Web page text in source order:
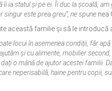
îi ia statul și pe ei. Îi duc la școală,
singur este prea greu“, ne spune nea
această familie și să le introducă
locui în asemenea condiții, făr
și cu alimente, mobilier
o mână de ajutor acestei familii.
neperisabilă, haine pentru copii,